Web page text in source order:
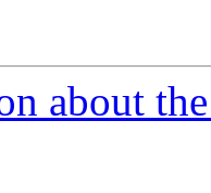
about